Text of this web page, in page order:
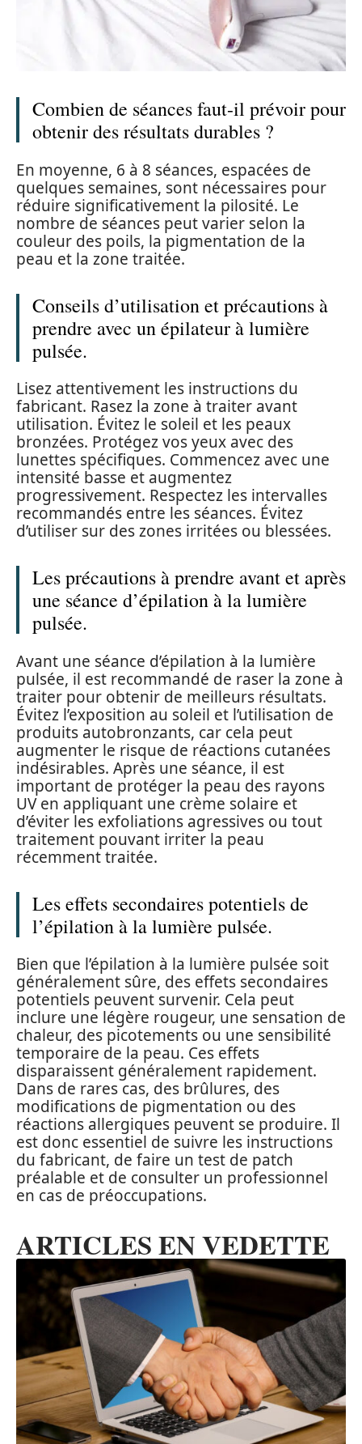
Combien de séances faut-il prévoir pour
obtenir des résultats durables ?
En moyenne, 6 à 8 séances, espacées de
quelques semaines, sont nécessaires pour
réduire significativement la pilosité. Le
nombre de séances peut varier selon la
couleur des poils, la pigmentation de la
peau et la zone traitée.
Conseils d’utilisation et précautions à
prendre avec un épilateur à lumière
pulsée.
Lisez attentivement les instructions du
fabricant. Rasez la zone à traiter avant
utilisation. Évitez le soleil et les peaux
bronzées. Protégez vos yeux avec des
lunettes spécifiques. Commencez avec une
intensité basse et augmentez
progressivement. Respectez les intervalles
recommandés entre les séances. Évitez
d’utiliser sur des zones irritées ou blessées.
Les précautions à prendre avant et après
une séance d’épilation à la lumière
pulsée.
Avant une séance d’épilation à la lumière
pulsée, il est recommandé de raser la zone à
traiter pour obtenir de meilleurs résultats.
Évitez l’exposition au soleil et l’utilisation de
produits autobronzants, car cela peut
augmenter le risque de réactions cutanées
indésirables. Après une séance, il est
important de protéger la peau des rayons
UV en appliquant une crème solaire et
d’éviter les exfoliations agressives ou tout
traitement pouvant irriter la peau
récemment traitée.
Les effets secondaires potentiels de
l’épilation à la lumière pulsée.
Bien que l’épilation à la lumière pulsée soit
généralement sûre, des effets secondaires
potentiels peuvent survenir. Cela peut
inclure une légère rougeur, une sensation de
chaleur, des picotements ou une sensibilité
temporaire de la peau. Ces effets
disparaissent généralement rapidement.
Dans de rares cas, des brûlures, des
modifications de pigmentation ou des
réactions allergiques peuvent se produire. Il
est donc essentiel de suivre les instructions
du fabricant, de faire un test de patch
préalable et de consulter un professionnel
en cas de préoccupations.
ARTICLES EN VEDETTE